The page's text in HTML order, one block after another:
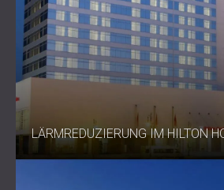
LÄRMREDUZIERUNG IM HILTON